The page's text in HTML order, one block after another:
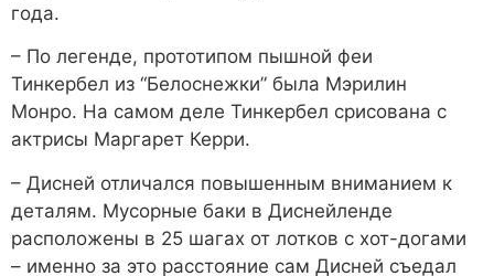
года.
– По легенде, прототипом пышной феи
Тинкербел из “Белоснежки” была Мэрилин
Монро. На самом деле Тинкербел срисована с
актрисы Маргарет Керри.
– Дисней отличался повышенным вниманием к
деталям. Мусорные баки в Диснейленде
расположены в 25 шагах от лотков с хот-догами
– именно за это расстояние сам Дисней съедал